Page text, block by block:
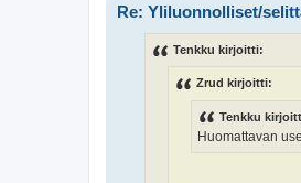
Re: Yliluonnolliset/
Tenkku kirjoitti:
Zrud kirjoitti:
Tenkku
Huomattavan